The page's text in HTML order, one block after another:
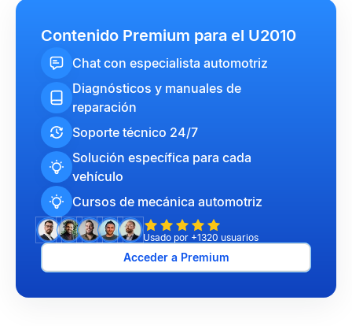
Contenido Premium para el U2010
Chat con especialista automotriz
Diagnósticos y manuales de
reparación
Soporte técnico 24/7
Solución específica para cada
vehículo
Cursos de mecánica automotriz
Usado por +1320 usuarios
Acceder a Premium